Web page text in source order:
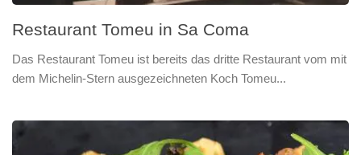
Restaurant Tomeu in Sa Coma
Das Restaurant Tomeu ist bereits das dritte Restaurant vom mit
dem Michelin-Stern ausgezeichneten Koch Tomeu...